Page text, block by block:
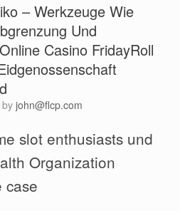
– Werkzeuge Wie
Und
Casino FridayRoll
by john@flcp.com
slot enthusiasts und
Organization
case